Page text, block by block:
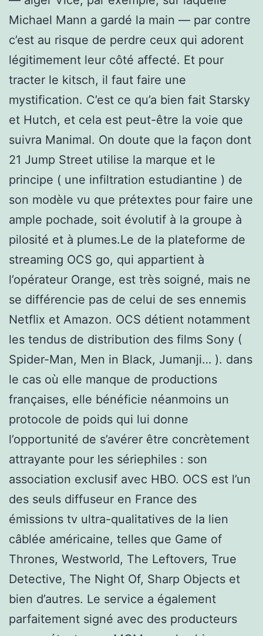
Michael Mann a gardé la main — par contre
c’est au risque de perdre ceux qui adorent
légitimement leur côté affecté. Et pour
tracter le kitsch, il faut faire une
mystification. C’est ce qu’a bien fait Starsky
et Hutch, et cela est peut-être la voie que
suivra Manimal. On doute que la façon dont
21 Jump Street utilise la marque et le
principe ( une infiltration estudiantine ) de
son modèle vu que prétextes pour faire une
ample pochade, soit évolutif à la groupe à
pilosité et à plumes.Le de la plateforme de
streaming OCS go, qui appartient à
l’opérateur Orange, est très soigné, mais ne
se différencie pas de celui de ses ennemis
Netflix et Amazon. OCS détient notamment
les tendus de distribution des films Sony (
Spider-Man, Men in Black, Jumanji… ). dans
le cas où elle manque de productions
françaises, elle bénéficie néanmoins un
protocole de poids qui lui donne
l’opportunité de s’avérer être concrètement
attrayante pour les sériephiles : son
association exclusif avec HBO. OCS est l’un
des seuls diffuseur en France des
émissions tv ultra-qualitatives de la lien
câblée américaine, telles que Game of
Thrones, Westworld, The Leftovers, True
Detective, The Night Of, Sharp Objects et
bien d’autres. Le service a également
parfaitement signé avec des producteurs